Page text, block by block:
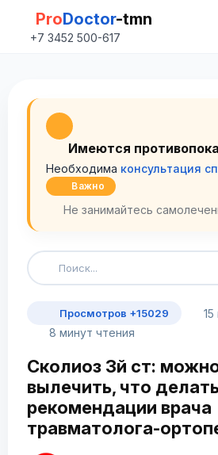
ProDoctor-tmn
+7 3452 500-617
Имеются
Необходима консультация
Важно
Не занимайтесь
Просмотров +15029
8 минут чтения
Сколиоз 3й ст:
вылечить, что
рекомендации врача
травматолога-